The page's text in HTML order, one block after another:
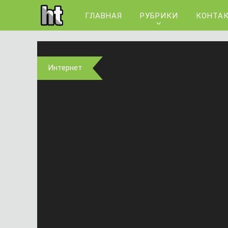
ГЛАВНАЯ РУБРИКИ
Интернет